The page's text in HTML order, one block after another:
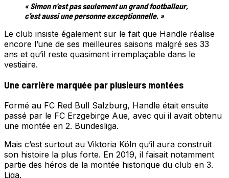
« Simon n’est pas seulement un grand footballeur,
c’est aussi une personne exceptionnelle. »
Le club insiste également sur le fait que Handle réalise
encore l’une de ses meilleures saisons malgré ses 33
ans et qu’il reste quasiment irremplaçable dans le
vestiaire.
Une carrière marquée par plusieurs montées
Formé au FC Red Bull Salzburg, Handle était ensuite
passé par le FC Erzgebirge Aue, avec qui il avait obtenu
une montée en 2. Bundesliga.
Mais c’est surtout au Viktoria Köln qu’il aura construit
son histoire la plus forte. En 2019, il faisait notamment
partie des héros de la montée historique du club en 3.
Liga.